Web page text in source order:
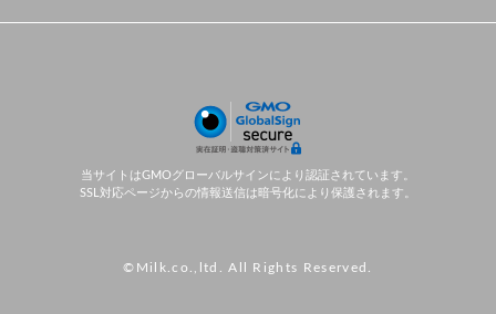
当サイトはGMOグローバルサインにより認証されています。
SSL対応ページからの情報送信は暗号化により保護されます。
©Milk.co.,ltd. All Rights Reserved.